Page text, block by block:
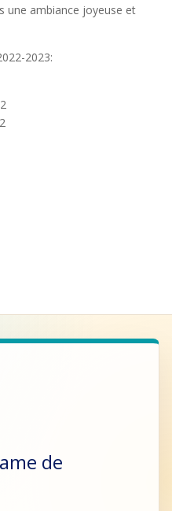
une ambiance joyeuse et
2023:
de